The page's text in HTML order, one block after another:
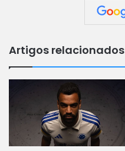
Artigos relacionados